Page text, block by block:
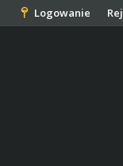
Logowanie